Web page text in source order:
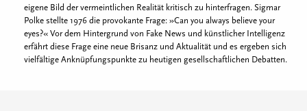
eigene Bild der vermeintlichen Realität kritisch zu hinterfragen. Sigmar
Polke stellte 1976 die provokante Frage: »Can you always believe your
eyes?« Vor dem Hintergrund von Fake News und künstlicher Intelligenz
erfährt diese Frage eine neue Brisanz und Aktualität und es ergeben sich
vielfältige Anknüpfungspunkte zu heutigen gesellschaftlichen Debatten.